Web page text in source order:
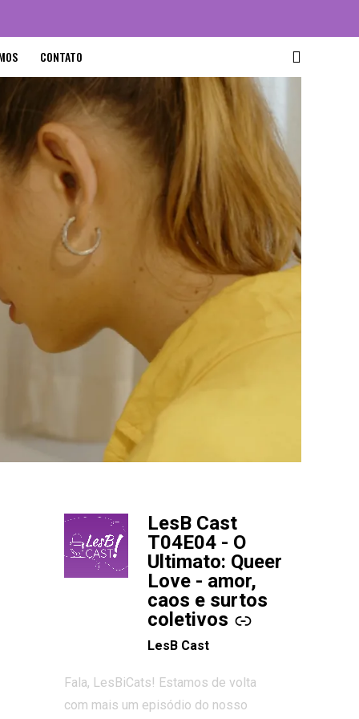
CONTATO
LesB Cast
T04E04 - O
Ultimato: Queer
Love - amor,
caos e surtos
coletivos
-
LesB Cast
Fala, LesBiCats! Estamos de volta
com mais um episódio do nosso